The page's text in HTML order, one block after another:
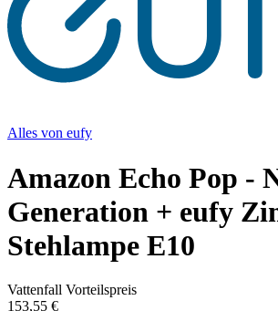
Alles von eufy
Amazon Echo Pop -
Generation + eufy
Stehlampe E10
Vattenfall Vorteilspreis
153,55 €